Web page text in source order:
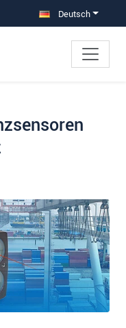
Deutsch